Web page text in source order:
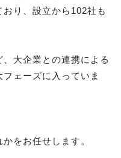
り、設立から102社も
大企業との連携による
ェーズに入っていま
をお任せします。